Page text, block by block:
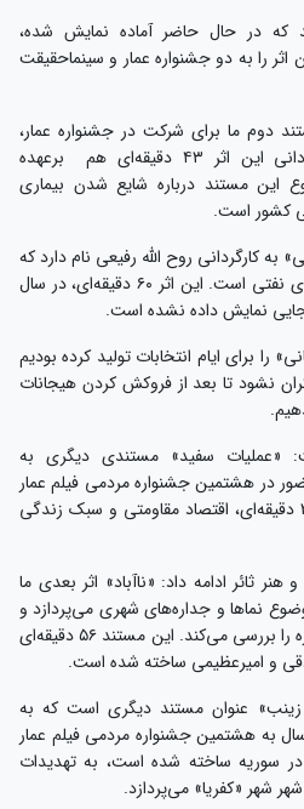
که در حال حاضر آماده نمایش شده،
را به دو جشنواره عمار و سینماحقیقت
دوم ما برای شرکت در جشنواره عمار،
«طعم شور» نام دارد که کارگردانی این اثر ۴۳ دقیقه‌ای هم برعهده
مستند درباره شایع شدن بیماری
کشور است.
به کارگردانی روح الله رفیعی نام دارد که
مستندی آرشیوی درباره قراردادهای نفتی است. این اثر ۶۰ دقیقه‌ای، در سال
نمایش داده نشده است.
را برای ایام انتخابات تولید کرده بودیم
نشود تا بعد از فروکش کردن هیجانات
«عملیات سفید» مستندی دیگری به
در هشتمین جشنواره مردمی فیلم عمار
در نظر داریم، موضوع این کار ۳۲ دقیقه‌ای، اقتصاد مقاومتی و سبک زندگی
ثائر ادامه داد: «ناآباد» اثر بعدی ما
نماها و جداره‌های شهری می‌پردازد و
نابسامانی‌های موجود در این حوزه را بررسی می‌کند. این مستند ۵۶ دقیقه‌ای
و امیرعظیمی ساخته شده است.
عنوان مستند دیگری است که به
به هشتمین جشنواره مردمی فیلم عمار
در سوریه ساخته شده است، به تهدیدات
شهر «کفریا» می‌پردازد.